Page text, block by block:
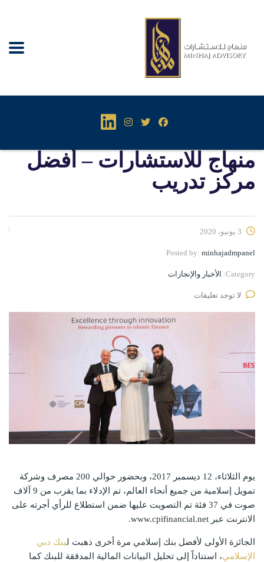
منهاج للاستشارات – أفضل
مركز تدريب
Posted by: minhajadmpanel
Category: الأخبار والإنجازات
لا توجد تعليقات
يوم الثلاثاء، 12 ديسمبر 2017، وبحضور حوالي 200 مصرف وشركة
تمويل إسلامية من جميع أنحاء العالم، تم الإدلاء بما يقرب من 9 آلاف
صوت في 37 فئة تم التصويت عليها ضمن استطلاع للرأي أجرته على
الانترنت عبر www.cpifinancial.net.
الجائزة الأولى لأفضل بنك إسلامي مرة أخرى ذهبت لبنك دبي
الإسلامي، استناداً إلى تحليل البيانات المالية المدققة للبنك كما